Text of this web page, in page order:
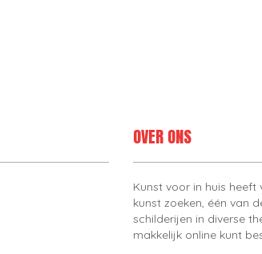
OVER ONS
Kunst voor in huis
kunst zoeken, één van
schilderijen in diverse
makkelijk online kunt